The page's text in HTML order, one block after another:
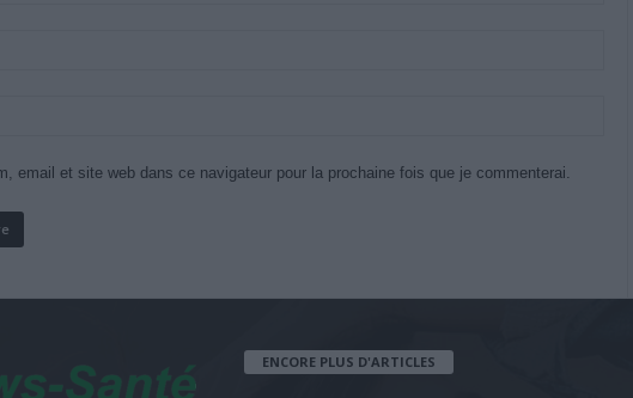
email et site web dans ce navigateur pour la prochaine fois que je commenterai.
ENCORE PLUS D'ARTICLES